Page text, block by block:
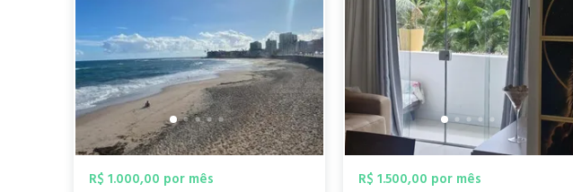
R$ 1.000,00 por mês R$ 1.500,00 por mês